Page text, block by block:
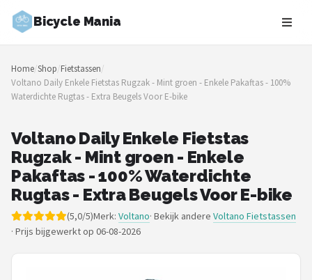
Bicycle Mania
Zoeken
NAVIGATIE
Shop
Merken
Blog
Fietsroutes
Kinderfietsen
Home/Shop/Fietstassen/
Voltano Daily Enkele Fietstas Rugzak - Mint groen - Enkele Pakaftas - 100%
Waterdichte Rugtas - Extra Beugels Voor E-bike
Voltano Daily Enkele Fietstas
Rugzak - Mint groen - Enkele
Pakaftas - 100% Waterdichte
Rugtas - Extra Beugels Voor E-bike
(5,0/5)Merk: Voltano· Bekijk andere Voltano Fietstassen
· Prijs bijgewerkt op 06-08-2026